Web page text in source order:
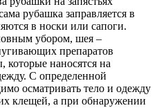
рубашка заправляется в
в носки или сапоги.
убором, шея –
препаратов
которые наносятся на
С определенной
осматривать тело и одежду
клещей, а при обнаружении